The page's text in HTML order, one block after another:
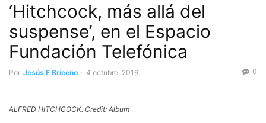
‘Hitchcock, más allá del
suspense’, en el Espacio
Fundación Telefónica
Por Jesús F Briceño - 4 octubre, 2016 0
ALFRED HITCHCOCK. Credit: Album